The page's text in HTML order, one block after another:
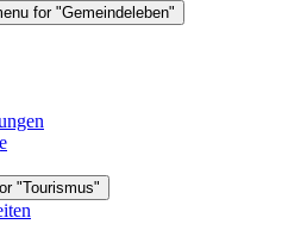
for "Gemeindeleben"
"Tourismus"